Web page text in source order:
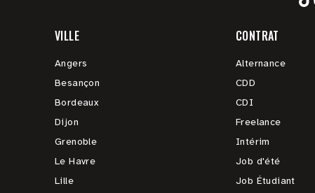
VILLE
Angers
Besançon
Bordeaux
Dijon
Grenoble
Le Havre
Lille
CONTRAT
Alternance
CDD
CDI
Freelance
Intérim
Job d'été
Job Étudiant